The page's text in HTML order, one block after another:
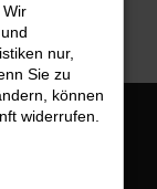
nur,
Sie zu
können
widerrufen.